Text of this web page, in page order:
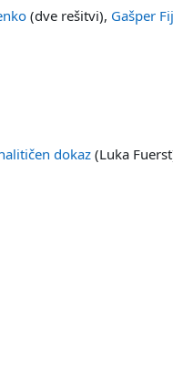
(dve rešitvi), Gašper
dokaz(Luka